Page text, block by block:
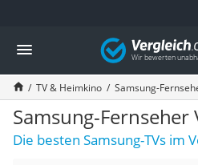
Die beliebtesten Vergleiche nach
Elektronik
Powerstation
Monitor 32 Zoll 4K
Fernseher
Drucker
Desktop-PC
Vergleich
TV & Heimkino Samsung-
Samsung-Fernseher
Die besten Samsung-TVs im